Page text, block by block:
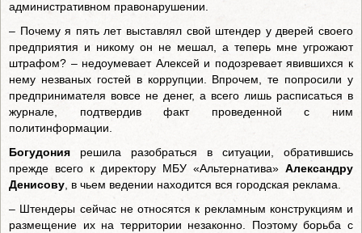
административном правонарушении.
– Почему я пять лет выставлял свой штендер у дверей своего
предприятия и никому он не мешал, а теперь мне угрожают
штрафом? – недоумевает Алексей и подозревает явившихся к
нему незваных гостей в коррупции. Впрочем, те попросили у
предпринимателя вовсе не денег, а всего лишь расписаться в
журнале, подтвердив факт проведенной с ним
политинформации.
Богудония решила разобраться в ситуации, обратившись
прежде всего к директору МБУ «Альтернатива» Александру
Денисову , в чьем ведении находится вся городская реклама.
– Штендеры сейчас не относятся к рекламным конструкциям и
размещение их на территории незаконно. Поэтому борьба с